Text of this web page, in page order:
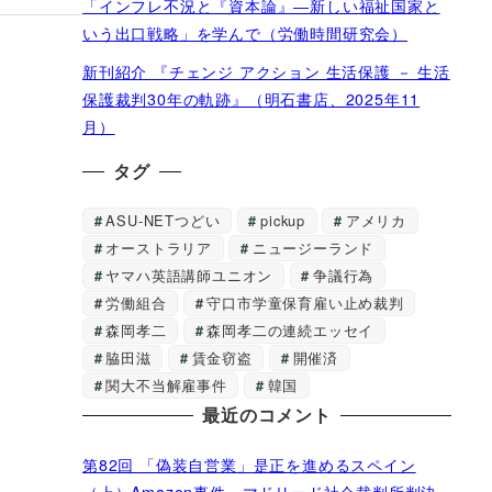
「インフレ不況と『資本論』―新しい福祉国家と
いう出口戦略」を学んで（労働時間研究会）
新刊紹介 『チェンジ アクション 生活保護 － 生活
保護裁判30年の軌跡』（明石書店、2025年11
月）
タグ
ASU-NETつどい pickup
アメリカ
オーストラリア
ニュージーランド
ヤマハ英語講師ユニオン
争議行為
労働組合
守口市学童保育雇い止め裁判
森岡孝二
森岡孝二の連続エッセイ
脇田滋
賃金窃盗
開催済
関大不当解雇事件
韓国
最近のコメント
第82回 「偽装自営業」是正を進めるスペイン